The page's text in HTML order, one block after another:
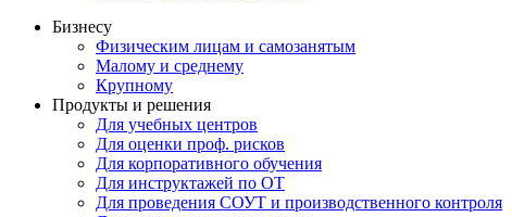
Бизнесу
Физическим лицам и самозанятым
Малому и среднему
Крупному
Продукты и решения
Для учебных центров
Для оценки проф. рисков
Для корпоративного обучения
Для инструктажей по ОТ
Для проведения СОУТ и производственного контроля